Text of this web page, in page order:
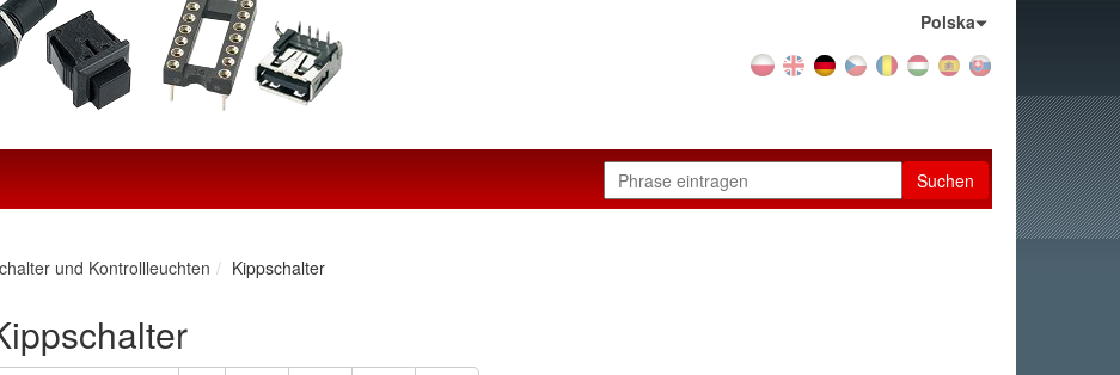
Polska
Suchen
und Kontrollleuchten Kippschalter